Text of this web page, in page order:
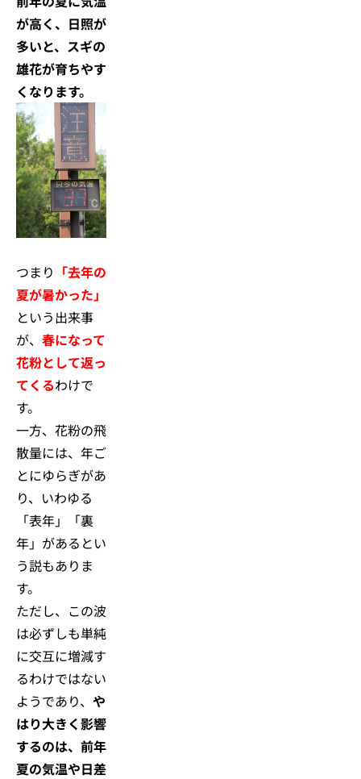
が高く、日照が
多いと、スギの
雄花が育ちやす
くなります。
つまり 「去年の
夏が暑かった」
という出来事
が、 春になって
花粉として返っ
てくるわけで
す。
一方、花粉の飛
散量には、年ご
とにゆらぎがあ
り、いわゆる
「表年」「裏
年」があるとい
う説もありま
す。
ただし、この波
は必ずしも単純
に交互に増減す
るわけではない
ようであり、 や
はり大きく影響
するのは、前年
夏の気温や日差